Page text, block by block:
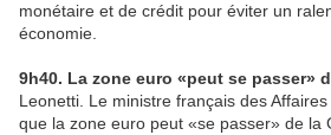
monétaire et de crédit pour éviter un
économie.
9h40. La zone euro «peut se passer»
Leonetti. Le ministre français des
que la zone euro peut «se passer» de la